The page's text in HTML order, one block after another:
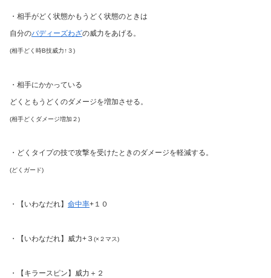
・相手がどく状態かもうどく状態のときは
自分のバディーズわざの威力をあげる。
(相手どく時B技威力↑３)
・相手にかかっている
どくともうどくのダメージを増加させる。
(相手どくダメージ増加２)
・どくタイプの技で攻撃を受けたときのダメージを軽減する。
(どくガード)
・【いわなだれ】 命中率+１０
・【いわなだれ】威力+３ (×２マス)
・【キラースピン】威力＋２